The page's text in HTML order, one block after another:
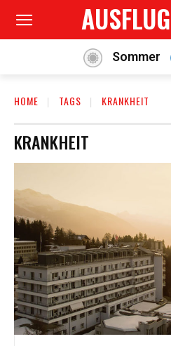
Sommer
HOME TAGS KRANKHEIT
KRANKHEIT